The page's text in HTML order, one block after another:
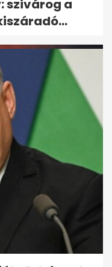
segítséget...
Zolit fogom
- Elment
szivárog a